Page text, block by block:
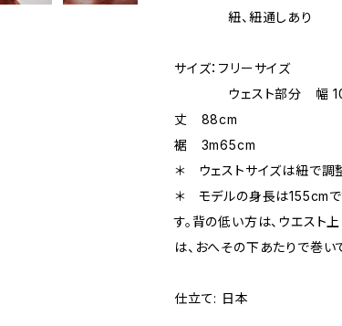
紐、紐通しあり
サイズ：フリーサイズ
ウェスト部分 幅
丈 88cm
裾 3m65cm
＊ ウェストサイズは紐で調
＊ モデルの身長は155cmで
す。背の低い方は、ウエスト
は、おへその下あたりで巻い
仕立て: 日本